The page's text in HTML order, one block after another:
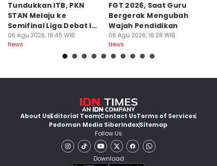
Tundukkan ITB, PKN
STAN Melaju ke
Semifinal Liga Debat IDN
Times 2026
06 Agu 2026, 18:45 WIB
News
FGT 2026, Saat Guru
Bergerak Mengubah
Wajah Pendidikan
06 Agu 2026, 18:28 WIB
News
About UsEditorial TeamContact UsTerms of Services
Pedoman Media SiberIndexSitemap
Follow Us
Download